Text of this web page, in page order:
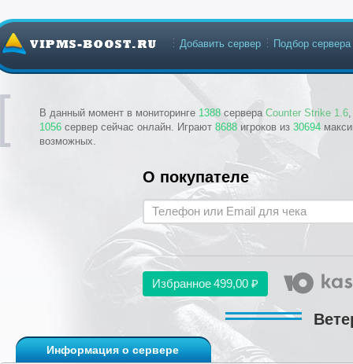
В данный момент в мониторинге 1388 сервера Counter Strike 1.6
1056 сервер сейчас онлайн. Играют 8688 игроков из 30694
возможных.
Добавить сервер Подбор сервера
О покупателе
Избранное499,00 ₽
Информация о сервере